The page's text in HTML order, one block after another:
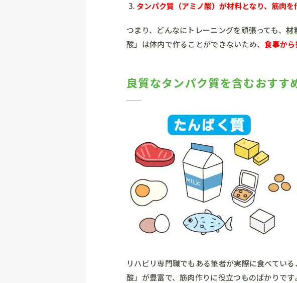
タンパク質（アミノ酸）が材料となり、筋肉を
つまり、どんなにトレーニングを頑張っても、材
酸」は体内で作ることができないため、食事か
良質なタンパク質を含むおすす
リハビリ専門職でもある筆者が実際に食べてい
酸」が豊富で、筋肉作りに役立つものばかりです。